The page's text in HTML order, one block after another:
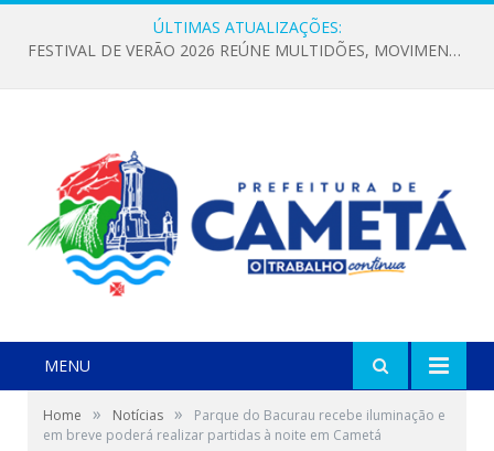
ÚLTIMAS ATUALIZAÇÕES:
FESTIVAL DE VERÃO 2026 REÚNE MULTIDÕES, MOVIMENTA A ECONOMIA E FORTALECE A CULTURA LOCAL
MENU
Home » Notícias »
Parque do Bacurau recebe iluminação e
em breve poderá realizar partidas à noite em Cametá